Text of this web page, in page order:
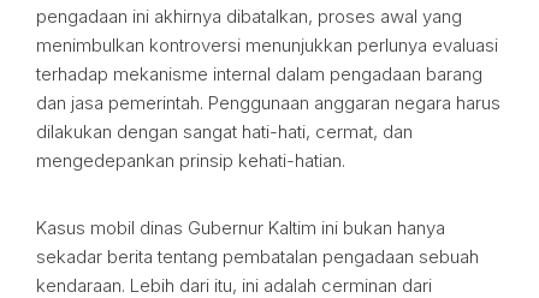
pengadaan ini akhirnya dibatalkan, proses awal yang
menimbulkan kontroversi menunjukkan perlunya evaluasi
terhadap mekanisme internal dalam pengadaan barang
dan jasa pemerintah. Penggunaan anggaran negara harus
dilakukan dengan sangat hati-hati, cermat, dan
mengedepankan prinsip kehati-hatian.
Kasus mobil dinas Gubernur Kaltim ini bukan hanya
sekadar berita tentang pembatalan pengadaan sebuah
kendaraan. Lebih dari itu, ini adalah cerminan dari